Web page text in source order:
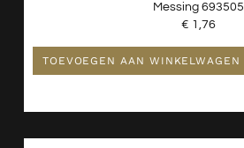
Messing 693505
€ 1,76
TOEVOEGEN AAN WINKELWAGEN